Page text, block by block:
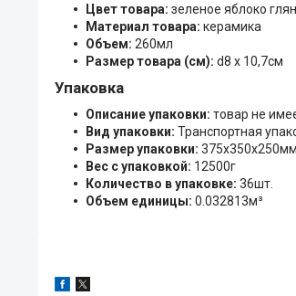
Цвет товара: зеленое яблоко
Материал товара: керамика
Объем: 260мл
Размер товара (см): d8 х 10,7см
Упаковка
Описание упаковки: товар не
Вид упаковки: Транспортная
Размер упаковки: 375x350x250мм
Вес с упаковкой: 12500г
Количество в упаковке: 36шт.
Объем единицы: 0.032813м³